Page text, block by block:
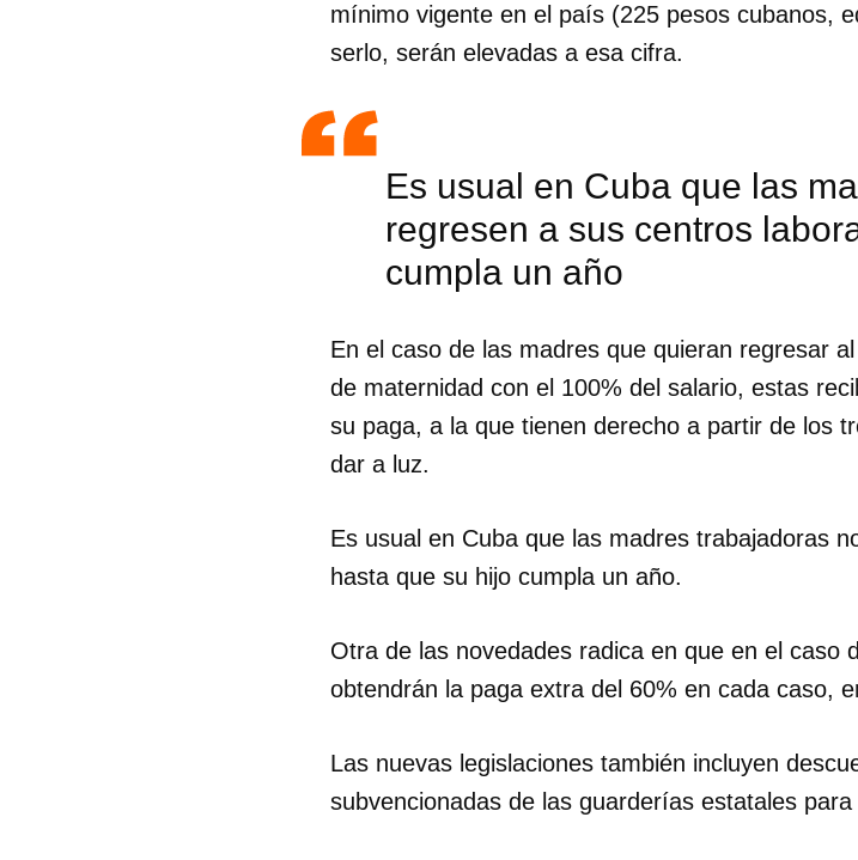
Para poder guardar como favorito,
cuenta de 14ymedio.
mínimo vigente en el país (225 pesos cubanos,
serlo, serán elevadas a esa cifra.
Es usual en Cuba que las
regresen a sus centros
cumpla un año
En el caso de las madres que quieran regresar
de maternidad con el 100% del salario, estas
su paga, a la que tienen derecho a partir de los
dar a luz.
Es usual en Cuba que las madres trabajadoras
hasta que su hijo cumpla un año.
Otra de las novedades radica en que en el caso
obtendrán la paga extra del 60% en cada caso,
Las nuevas legislaciones también incluyen
subvencionadas de las guarderías estatales